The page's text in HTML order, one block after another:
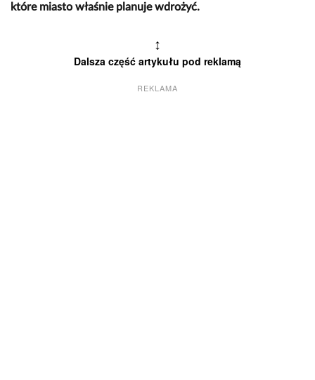
które miasto właśnie planuje wdrożyć.
↕
Dalsza część artykułu pod reklamą
REKLAMA